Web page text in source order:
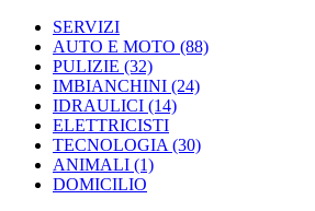
SERVIZI
AUTO E MOTO (88)
PULIZIE (32)
IMBIANCHINI (24)
IDRAULICI (14)
ELETTRICISTI
TECNOLOGIA (30)
ANIMALI (1)
DOMICILIO